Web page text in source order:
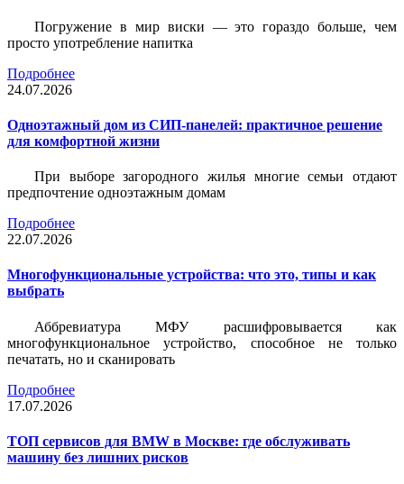
Погружение в мир виски — это гораздо больше, чем
просто употребление напитка
Подробнее
24.07.2026
Одноэтажный дом из СИП-панелей: практичное решение
для комфортной жизни
При выборе загородного жилья многие семьи отдают
предпочтение одноэтажным домам
Подробнее
22.07.2026
Многофункциональные устройства: что это, типы и как
выбрать
Аббревиатура МФУ расшифровывается как
многофункциональное устройство, способное не только
печатать, но и сканировать
Подробнее
17.07.2026
ТОП сервисов для BMW в Москве: где обслуживать
машину без лишних рисков